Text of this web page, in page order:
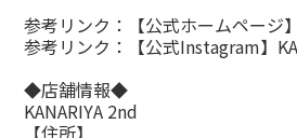
参考リンク：
【公式ホームページ
参考リンク：
【公式Instagram】
◆店舗情報◆
KANARIYA 2nd